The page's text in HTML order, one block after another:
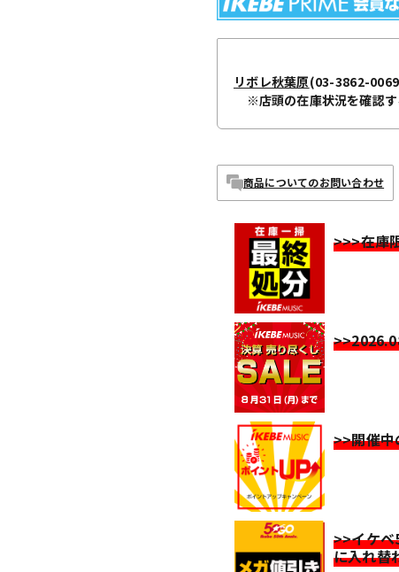
リボレ秋葉原(03-3862-
※店頭の在庫状況を確認す
商品についてのお問い合わせ
>>>在庫
>>開催中
>>イケベ
に入れ替